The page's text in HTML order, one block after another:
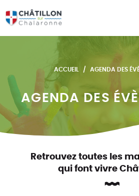
ACCUEIL AGENDA DES
AGENDA DES
Retrouvez toutes les
qui font vivre